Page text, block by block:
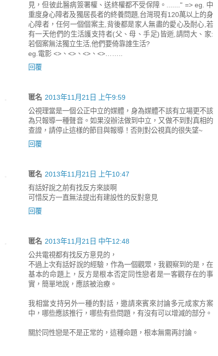
見，但彼此醫病簽署權、送終權都不受保障。......." => eg. 中
重度身心障者及獨居長者的終養問題,台灣現有120萬以上的身
心障者，任何一個個案主,背後都是家人無盡的愛心及耐心,若
有一天他們的生活護支持者(父、母、手足)皆逝,請問大、家:
若個案無法獨立生活,他們要倚靠誰生活?
eg.電影 <>、<>、<>、<>……..
回覆
匿名 2013年11月21日 上午9:59
公視理當是一個公正中立的媒體，身為媒體不該有立場更不該
為只報導一種聲音。如果沒辦法做到中立，又做不到對真相的
查證，請停止這樣的節目與報導！否則對公視真的很失望~
回覆
匿名 2013年11月21日 上午10:47
有話好說之前有找反方來談啊
可惜反方一直無法提出有建設性的反對意見
回覆
匿名 2013年11月21日 中午12:48
公共電視都有找反方意見的，
不過上次有話好說的經驗，作為一個觀眾，我觀察到的是，在
基本的命題上，反方是根本否定同性戀者是一客觀存在的事
實，簡單地說，應該被治療。
我相當支持另外一種的對話，邀請來賓來討論多元成家方案
中，哪些應該推行，哪些有些問題，有沒有可以增減的部分。
關於同性戀是不是正常的，這種命題，根本無需再討論。